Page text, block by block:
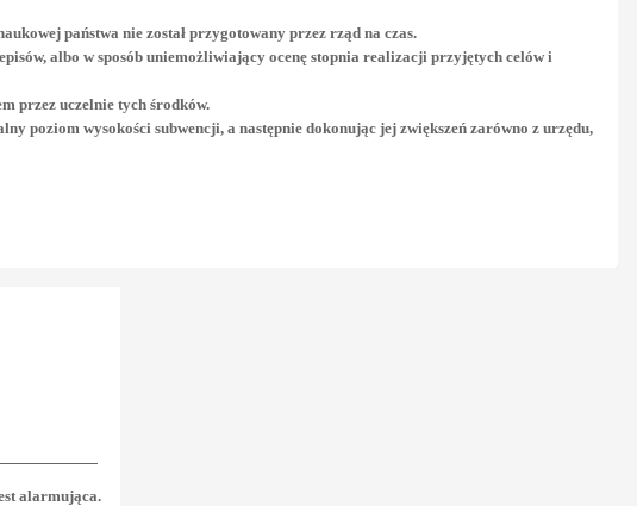
państwa nie został przygotowany przez rząd na czas.
albo w sposób uniemożliwiający ocenę stopnia realizacji przyjętych celów i
przez uczelnie tych środków.
poziom wysokości subwencji, a następnie dokonując jej zwiększeń zarówno z urzędu,
alarmująca.